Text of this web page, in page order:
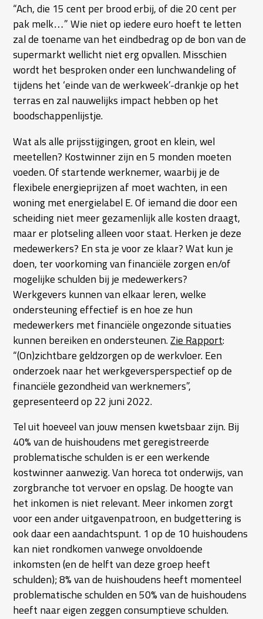
“Ach, die 15 cent per brood erbij, of die 20 cent per
pak melk…” Wie niet op iedere euro hoeft te letten
zal de toename van het eindbedrag op de bon van de
supermarkt wellicht niet erg opvallen. Misschien
wordt het besproken onder een lunchwandeling of
tijdens het ‘einde van de werkweek’-drankje op het
terras en zal nauwelijks impact hebben op het
boodschappenlijstje.
Wat als alle prijsstijgingen, groot en klein, wel
meetellen? Kostwinner zijn en 5 monden moeten
voeden. Of startende werknemer, waarbij je de
flexibele energieprijzen af moet wachten, in een
woning met energielabel E. Of iemand die door een
scheiding niet meer gezamenlijk alle kosten draagt,
maar er plotseling alleen voor staat. Herken je deze
medewerkers? En sta je voor ze klaar? Wat kun je
doen, ter voorkoming van financiële zorgen en/of
mogelijke schulden bij je medewerkers?
Werkgevers kunnen van elkaar leren, welke
ondersteuning effectief is en hoe ze hun
medewerkers met financiële ongezonde situaties
kunnen bereiken en ondersteunen.Zie Rapport:
“(On)zichtbare geldzorgen op de werkvloer. Een
onderzoek naar het werkgeversperspectief op de
financiële gezondheid van werknemers”,
gepresenteerd op 22 juni 2022.
Tel uit hoeveel van jouw mensen kwetsbaar zijn. Bij
40% van de huishoudens met geregistreerde
problematische schulden is er een werkende
kostwinner aanwezig. Van horeca tot onderwijs, van
zorgbranche tot vervoer en opslag. De hoogte van
het inkomen is niet relevant. Meer inkomen zorgt
voor een ander uitgavenpatroon, en budgettering is
ook daar een aandachtspunt. 1 op de 10 huishoudens
kan niet rondkomen vanwege onvoldoende
inkomsten (en de helft van deze groep heeft
schulden); 8% van de huishoudens heeft momenteel
problematische schulden en 50% van de huishoudens
heeft naar eigen zeggen consumptieve schulden.